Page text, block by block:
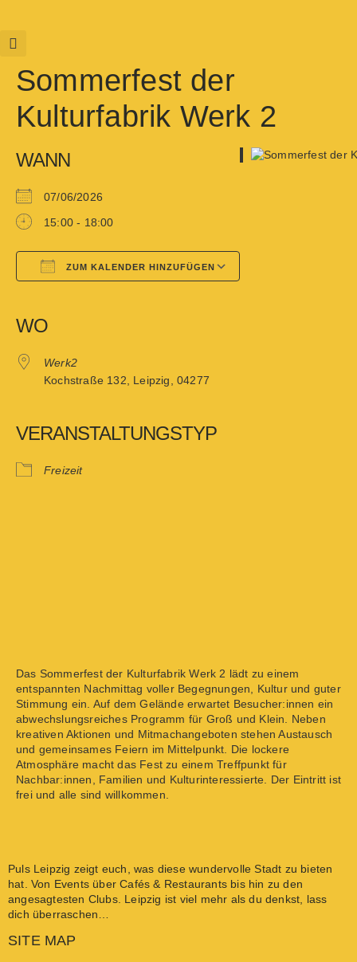
Sommerfest der
Kulturfabrik Werk 2
WANN
07/06/2026
15:00 - 18:00
ZUM KALENDER HINZUFÜGEN
WO
Werk2
Kochstraße 132, Leipzig, 04277
VERANSTALTUNGSTYP
Freizeit
Das Sommerfest der Kulturfabrik Werk 2 lädt zu einem
entspannten Nachmittag voller Begegnungen, Kultur und guter
Stimmung ein. Auf dem Gelände erwartet Besucher:innen ein
abwechslungsreiches Programm für Groß und Klein. Neben
kreativen Aktionen und Mitmachangeboten stehen Austausch
und gemeinsames Feiern im Mittelpunkt. Die lockere
Atmosphäre macht das Fest zu einem Treffpunkt für
Nachbar:innen, Familien und Kulturinteressierte. Der Eintritt ist
frei und alle sind willkommen.
Puls Leipzig zeigt euch, was diese wundervolle Stadt zu bieten
hat. Von Events überCafés & Restaurants bis hin zu den
angesagtesten Clubs. Leipzig ist viel mehr als du denkst, lass
dich überraschen…
SITE MAP